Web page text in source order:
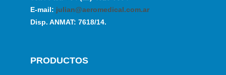
E-mail: julian@aeromedical.com.ar
Disp. ANMAT: 7618/14.
PRODUCTOS